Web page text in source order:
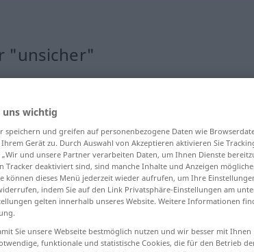
"unsicher"
se
wichtig
speichern und greifen auf personenbezogene Daten wie
Gerät zu. Durch Auswahl von Akzeptieren aktivieren Sie
und unsere Partner verarbeiten Daten, um Ihnen Dienste
Tracker deaktiviert sind, sind manche Inhalte und Anzeigen
können dieses Menü jederzeit wieder aufrufen, um Ihre
indem Sie auf den Link Privatsphäre-Einstellungen am
gelten innerhalb unseres Website. Weitere Informationen
Sie unsere Webseite bestmöglich nutzen und wir besser mit Ihnen
funktionale und statistische Cookies, die für den Betrieb